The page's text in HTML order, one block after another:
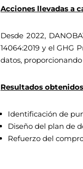
Acciones llevadas a
Desde 2022,
14064:2019 y el GHG
datos,
Resultados
Identificación de
Diseño del plan de
Refuerzo del